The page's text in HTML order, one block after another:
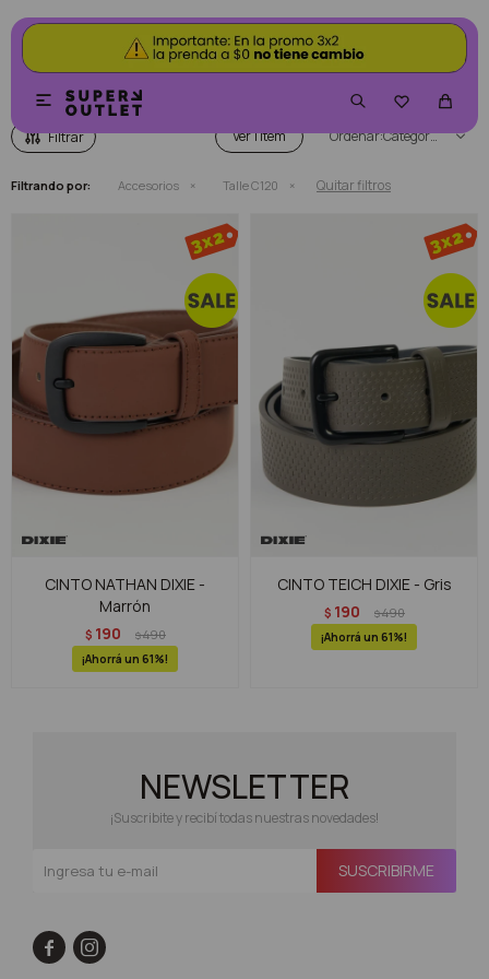


Ver Categoría
Filtrando por: Accesorios Talle C120 Quitar filtros
CINTO NATHAN DIXIE -
Marrón
$ 190 $490
61
CINTO TEICH DIXIE - Gris
$ 190 $490
61
NEWSLETTER
¡Suscribite y recibí todas nuestras novedades!
SUSCRIBIRME
 